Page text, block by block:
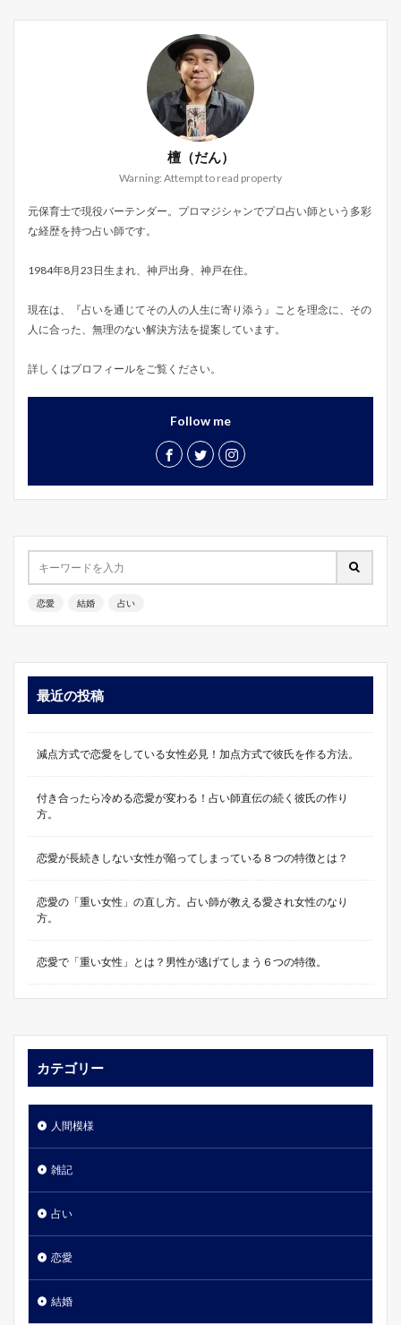
檀（だん）
Warning: Attempt to read property
元保育士で現役バーテンダー。プロマジシャンでプロ占い師という多彩
な経歴を持つ占い師です。
1984年8月23日生まれ、神戸出身、神戸在住。
現在は、『占いを通じてその人の人生に寄り添う』ことを理念に、その
人に合った、無理のない解決方法を提案しています。
詳しくはプロフィールをご覧ください。
Follow me
恋愛 結婚 占い
最近の投稿
減点方式で恋愛をしている女性必見！加点方式で彼氏を作る方法。
付き合ったら冷める恋愛が変わる！占い師直伝の続く彼氏の作り
方。
恋愛が長続きしない女性が陥ってしまっている８つの特徴とは？
恋愛の「重い女性」の直し方。占い師が教える愛され女性のなり
方。
恋愛で「重い女性」とは？男性が逃げてしまう６つの特徴。
カテゴリー
人間模様
雑記
占い
恋愛
結婚